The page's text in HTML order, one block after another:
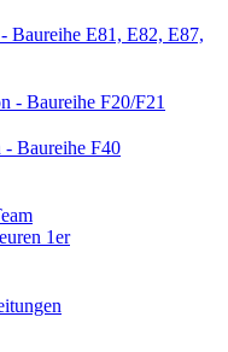
E81, E82, E87,
- Baureihe F20/F21
Baureihe F40
1er